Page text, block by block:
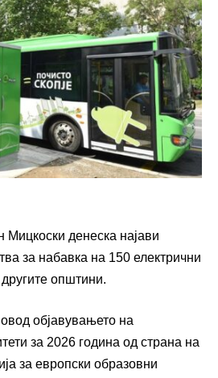
Мицкоски денеска најави
за набавка на 150 електрични
општини.
објавувањето на
за 2026 година од страна на
за европски образовни